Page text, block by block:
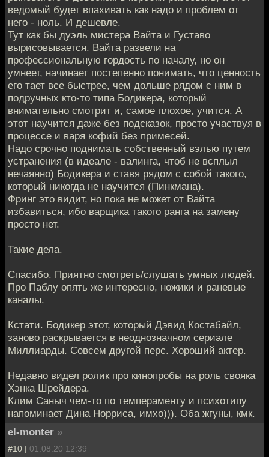
ведомый будет впахивать как надо и проблем от
него - ноль. И дешевле.
Тут как бы дуэль мистера Вайта и Густаво
вырисовывается. Вайта развели на
профессиональную гордость по началу, но он
умнеет, начинает постепенно понимать, что ценность
его тает все быстрее, чем дольше рядом с ним в
подручных кто-то типа Бодикера, который
внимательно смотрит и, самое плохое, учится. А
этот научится даже без подсказок, просто участвуя в
процессе и варя кофий без примесей.
Надо срочно поднимать собственный вэлью путем
устранения (в идеале - валинга, чтоб не всплыл
нечаянно) Бодикера и ставя рядом с собой такого,
который никогда не научится (Пинкмана).
Фринг это видит, но пока не может от Вайта
избавиться, ибо варщика такого ранга на замену
просто нет.
Такие дела.
Спасибо. Приятно смотреть/слушать умных людей.
Про Паблу опять же интересно, ножики и раневые
каналы.
Кстати. Бодикер этот, который Дэвид Костабайл,
заново раскрывается в неоднозначном сериале
Миллиарды. Совсем другой перс. Хороший актер.
Недавно видел ролик про кинопробы на роль свояка
Хэнка Шрейдера.
Клим Саныч чем-то по темпераменту и психотипу
напоминает Дина Норриса, имхо))). Оба жгуны, кмк.
el-monter »
#10 | 01.08.20 12:39